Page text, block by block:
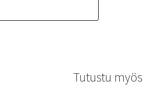
Tutustu myös